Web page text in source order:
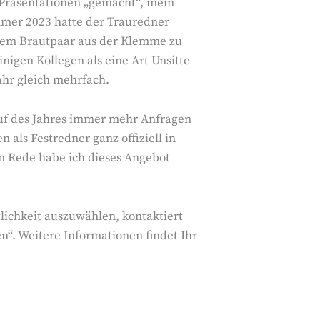
2023 hatte der Trauredner
Brautpaar aus der Klemme zu
Kollegen als eine Art Unsitte
gleich mehrfach.
des Jahres immer mehr Anfragen
als Festredner ganz offiziell in
habe ich dieses Angebot
auszuwählen, kontaktiert
Weitere Informationen findet Ihr